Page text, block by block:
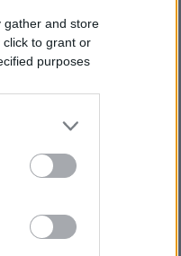
gather and store
to grant or
purposes